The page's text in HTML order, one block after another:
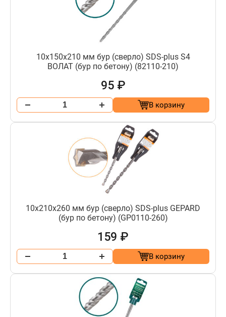
10х150х210 мм бур (сверло) SDS-plus S4
ВОЛАТ (бур по бетону) (82110-210)
95 ₽
В корзину
10х210х260 мм бур (сверло) SDS-plus GEPARD
(бур по бетону) (GP0110-260)
159 ₽
В корзину